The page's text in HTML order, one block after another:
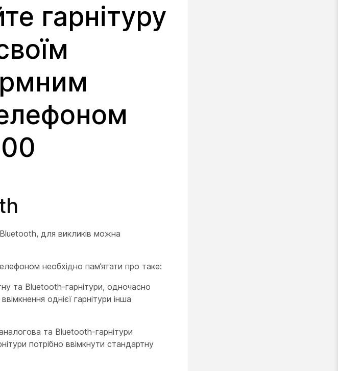
гарнітуру
для викликів можна
необхідно пам’ятати про таке:
та Bluetooth-гарнітури, одночасно
однієї гарнітури інша
та Bluetooth-гарнітури
потрібно ввімкнути стандартну